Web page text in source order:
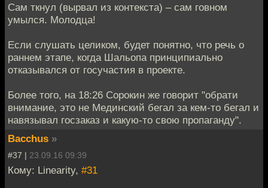
Сам ткнул (вырвал из контекста) – сам говном
умылся. Молодца!
Если слушать целиком, будет понятно, что речь о
раннем этапе, когда Шальопа принципиально
отказывался от госучастия в проекте.
Более того, на 18:26 Сорокин же говорит "обрати
внимание, это не Мединский бегал за кем-то бегал и
навязывал госзаказ и какую-то свою пропаганду".
Bacchus »
#37 | 23.09.16 09:39
Кому: Linearity, #31